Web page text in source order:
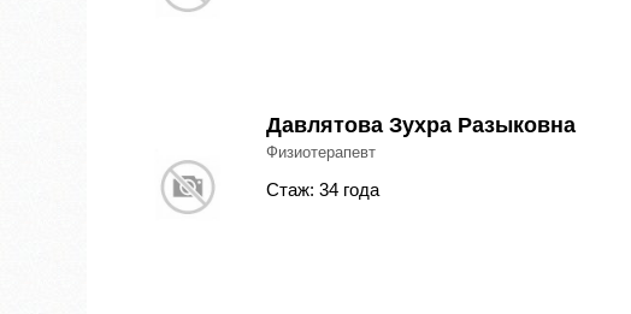
Давлятова Зухра Разыковна
Физиотерапевт
Стаж: 34 года